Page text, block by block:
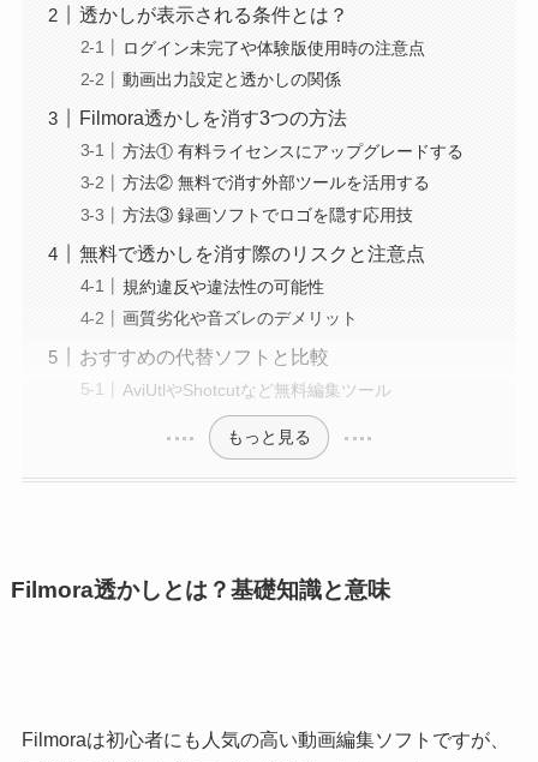
透かしが表示される条件とは？
ログイン未完了や体験版使用時の注意点
動画出力設定と透かしの関係
Filmora透かしを消す3つの方法
方法① 有料ライセンスにアップグレードする
方法② 無料で消す外部ツールを活用する
方法③ 録画ソフトでロゴを隠す応用技
無料で透かしを消す際のリスクと注意点
規約違反や違法性の可能性
画質劣化や音ズレのデメリット
おすすめの代替ソフトと比較
AviUtlやShotcutなど無料編集ツール
もっと見る
Filmora透かしとは？基礎知識と意味
Filmoraは初心者にも人気の高い動画編集ソフトですが、